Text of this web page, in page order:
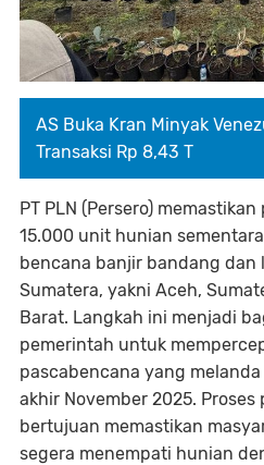
AS Buka Kran Minyak
Transaksi Rp 8,43 T
PT PLN (Persero)
15.000 unit hunian
bencana banjir bandang dan
Sumatera, yakni Aceh,
Barat. Langkah ini menjadi
pemerintah untuk
pascabencana yang
akhir November 2025.
bertujuan memastikan
segera menempati hunian